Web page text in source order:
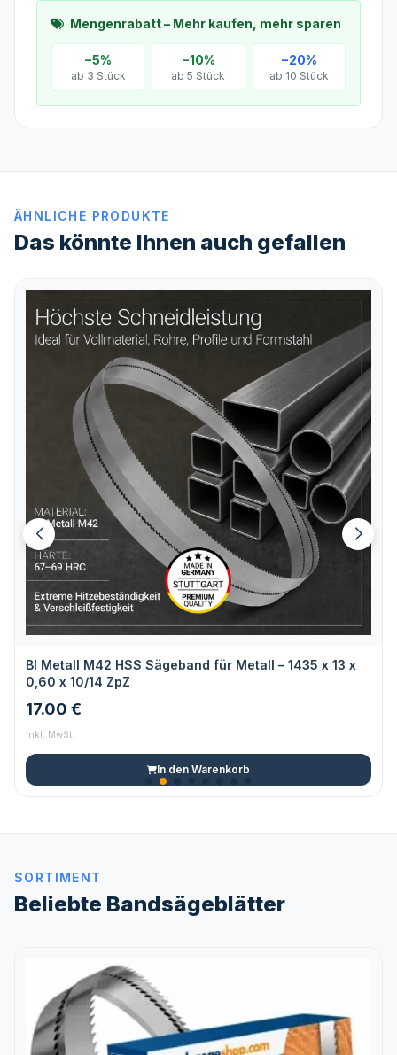
Mengenrabatt – Mehr kaufen, mehr sparen
−5%
ab 3 Stück
−10%
ab 5 Stück
−20%
ab 10 Stück
ÄHNLICHE PRODUKTE
Das könnte Ihnen auch gefallen
BI Metall M42 HSS Sägeband für Metall – 1435 x 13 x
0,60 x 10/14 ZpZ
17.00 €
inkl. MwSt.
In den Warenkorb
SORTIMENT
Beliebte Bandsägeblätter